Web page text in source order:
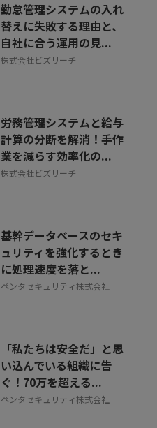
勤怠管理システムの入れ
替えに失敗する理由と、
自社に合う運用の見...
株式会社ビズリーチ
労務管理システムと給与
計算の分断を解消！手作
業を減らす効率化の...
株式会社ビズリーチ
基幹データベースのセキ
ュリティを強化するとき
に処理速度を落と...
ペンタセキュリティ株式会社
「私たちは安全だ」と思
い込んでいる組織に告
ぐ！70万を超える...
ペンタセキュリティ株式会社